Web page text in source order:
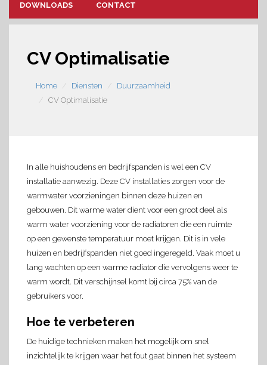
DOWNLOADS CONTACT
CV Optimalisatie
Home Diensten
Duurzaamheid
CV Optimalisatie
In alle huishoudens en bedrijfspanden is wel een CV
installatie aanwezig. Deze CV installaties zorgen voor de
warmwater voorzieningen binnen deze huizen en
gebouwen. Dit warme water dient voor een groot deel als
warm water voorziening voor de radiatoren die een ruimte
op een gewenste temperatuur moet krijgen. Dit is in vele
huizen en bedrijfspanden niet goed ingeregeld. Vaak moet u
lang wachten op een warme radiator die vervolgens weer te
warm wordt. Dit verschijnsel komt bij circa 75% van de
gebruikers voor.
Hoe te verbeteren
De huidige technieken maken het mogelijk om snel
inzichtelijk te krijgen waar het fout gaat binnen het systeem